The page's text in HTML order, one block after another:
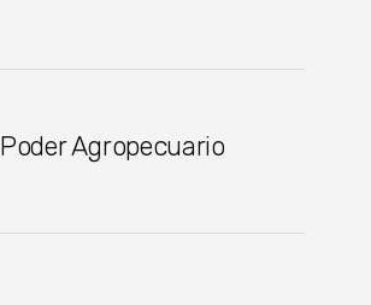
Poder Agropecuario